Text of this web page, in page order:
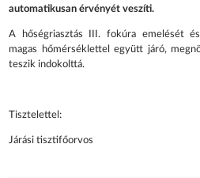
automatikusan érvényét veszíti.
A hőségriasztás III. fokúra emelését
magas hőmérséklettel együtt járó,
teszik indokolttá.
Tisztelettel:
Járási tisztifőorvos